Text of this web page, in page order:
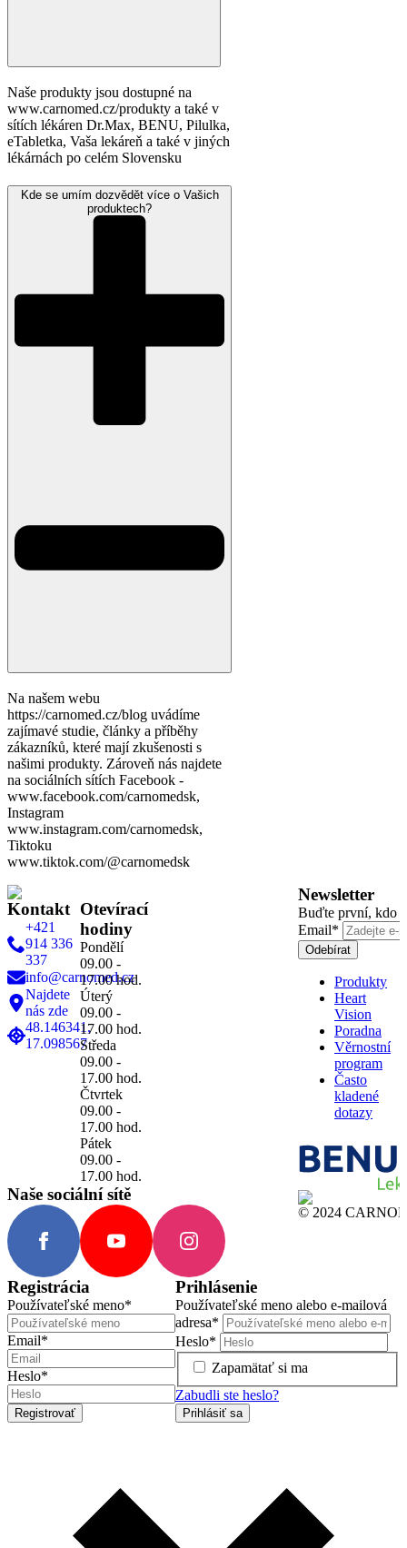
Naše produkty jsou dostupné na
www.carnomed.cz/produkty a také v
sítích lékáren Dr.Max, BENU, Pilulka,
eTabletka, Vaša lekáreň a také v jiných
lékárnách po celém Slovensku
Kde se umím dozvědět více o Vašich
produktech?
Na našem webu
https://carnomed.cz/blog uvádíme
zajímavé studie, články a příběhy
zákazníků, které mají zkušenosti s
našimi produkty. Zároveň nás najdete
na sociálních sítích Facebook -
www.facebook.com/carnomedsk,
Instagram
www.instagram.com/carnomedsk,
Tiktoku
www.tiktok.com/@carnomedsk
Kontakt
+421
914 336
337
info@carnomed.cz
Najdete
nás zde
48.146341,
17.098567
Otevírací
hodiny
Pondělí
09.00 -
17.00 hod.
Úterý
09.00 -
17.00 hod.
Středa
09.00 -
17.00 hod.
Čtvrtek
09.00 -
17.00 hod.
Pátek
09.00 -
17.00 hod.
Naše sociální sítě
Newsletter
Buďte první, kdo
Email*
Odebírat
Produkty
Heart
Vision
Poradna
Věrnostní
program
Často
kladené
dotazy
© 2024
Registrácia
Používateľské meno*
Email*
Heslo*
Registrovať
Prihlásenie
Používateľské meno alebo e-mailová
adresa*
Heslo*
Zapamätať si ma
Zabudli ste heslo?
Prihlásiť sa